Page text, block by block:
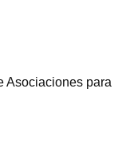
Asociaciones para